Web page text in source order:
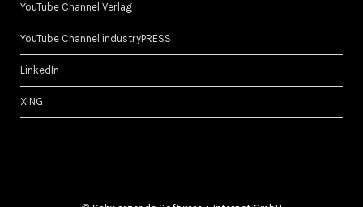
YouTube Channel Verlag
YouTube Channel industryPRESS
LinkedIn
XING